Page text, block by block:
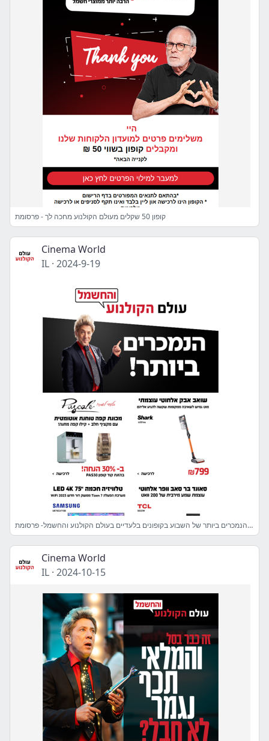
קופון 50 שקלים מעולם הקולנוע מחכה לך - פרסומת
Cinema World
IL · 2024-9-19
המוצרים הנמכרים ביותר של השבוע בקופונים בלעדיים בעולם הקולנוע והחשמל- פרסומת
Cinema World
IL · 2024-10-15